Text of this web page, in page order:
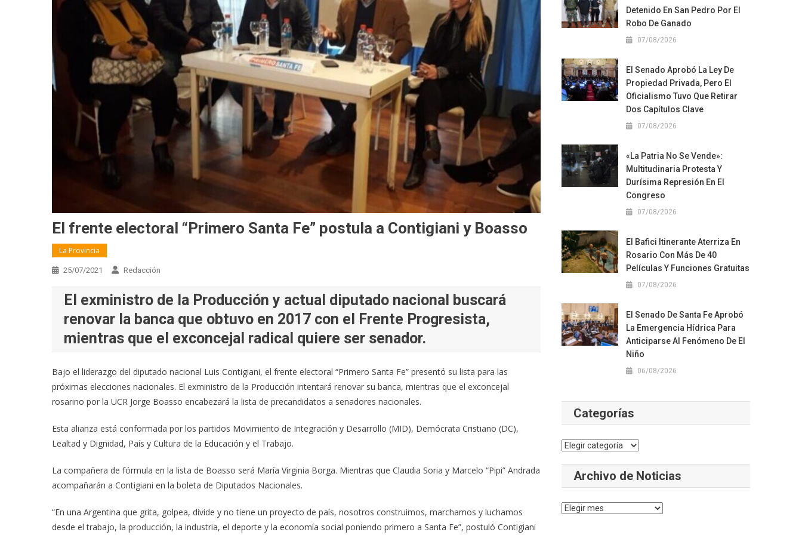
El frente electoral “Primero Santa Fe” postula a Contigiani y Boasso
La Provincia
25/07/2021 Redacción
El exministro de la Producción y actual diputado nacional buscará
renovar la banca que obtuvo en 2017 con el Frente Progresista,
mientras que el exconcejal radical quiere ser senador.
Bajo el liderazgo del diputado nacional Luis Contigiani, el frente electoral “Primero Santa Fe” presentó su lista para las
próximas elecciones nacionales. El exministro de la Producción intentará renovar su banca, mientras que el exconcejal
rosarino por la UCR Jorge Boasso encabezará la lista de precandidatos a senadores nacionales.
Esta alianza está conformada por los partidos Movimiento de Integración y Desarrollo (MID), Demócrata Cristiano (DC),
Lealtad y Dignidad, País y Cultura de la Educación y el Trabajo.
La compañera de fórmula en la lista de Boasso será María Virginia Borga. Mientras que Claudia Soria y Marcelo “Pipi” Andrada
acompañarán a Contigiani en la boleta de Diputados Nacionales.
“En una Argentina que grita, golpea, divide y no tiene un proyecto de país, nosotros construimos, marchamos y luchamos
desde el trabajo, la producción, la industria, el deporte y la economía social poniendo primero a Santa Fe”, postuló Contigiani
Detenido En San Pedro Por El
Robo De Ganado
07/08/2026
El Senado Aprobó La Ley De
Propiedad Privada, Pero El
Oficialismo Tuvo Que Retirar
Dos Capítulos Clave
07/08/2026
«La Patria No Se Vende»:
Multitudinaria Protesta Y
Durísima Represión En El
Congreso
07/08/2026
El Bafici Itinerante Aterriza En
Rosario Con Más De 40
Películas Y Funciones Gratuitas
07/08/2026
El Senado De Santa Fe Aprobó
La Emergencia Hídrica Para
Anticiparse Al Fenómeno De El
Niño
06/08/2026
Categorías
Categorías
Archivo de Noticias
Archivo